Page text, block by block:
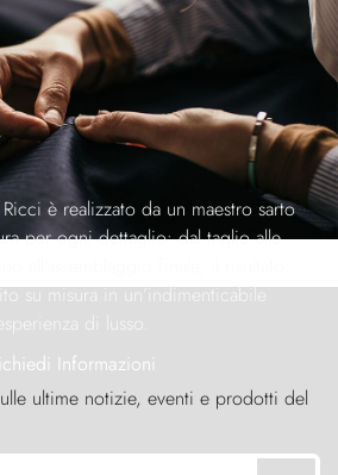
è realizzato da un maestro sarto
per ogni dettaglio: dal taglio alle
su misura in un’indimenticabile
di lusso.
Informazioni
ultime notizie, eventi e prodotti del